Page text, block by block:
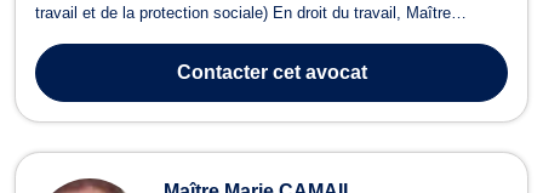
travail et de la protection sociale) En droit du travail, Maître
telles que les procédures de licenciement, les ruptures
conventionnelles, ainsi que...
Contactercet avocat